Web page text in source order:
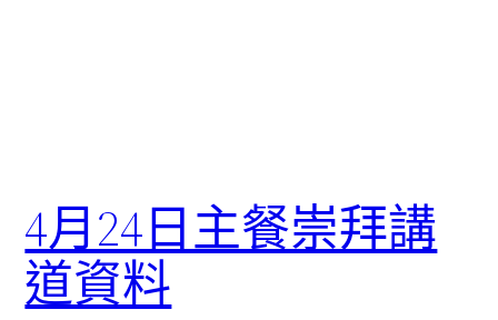
4月24日主餐崇拜講
道資料